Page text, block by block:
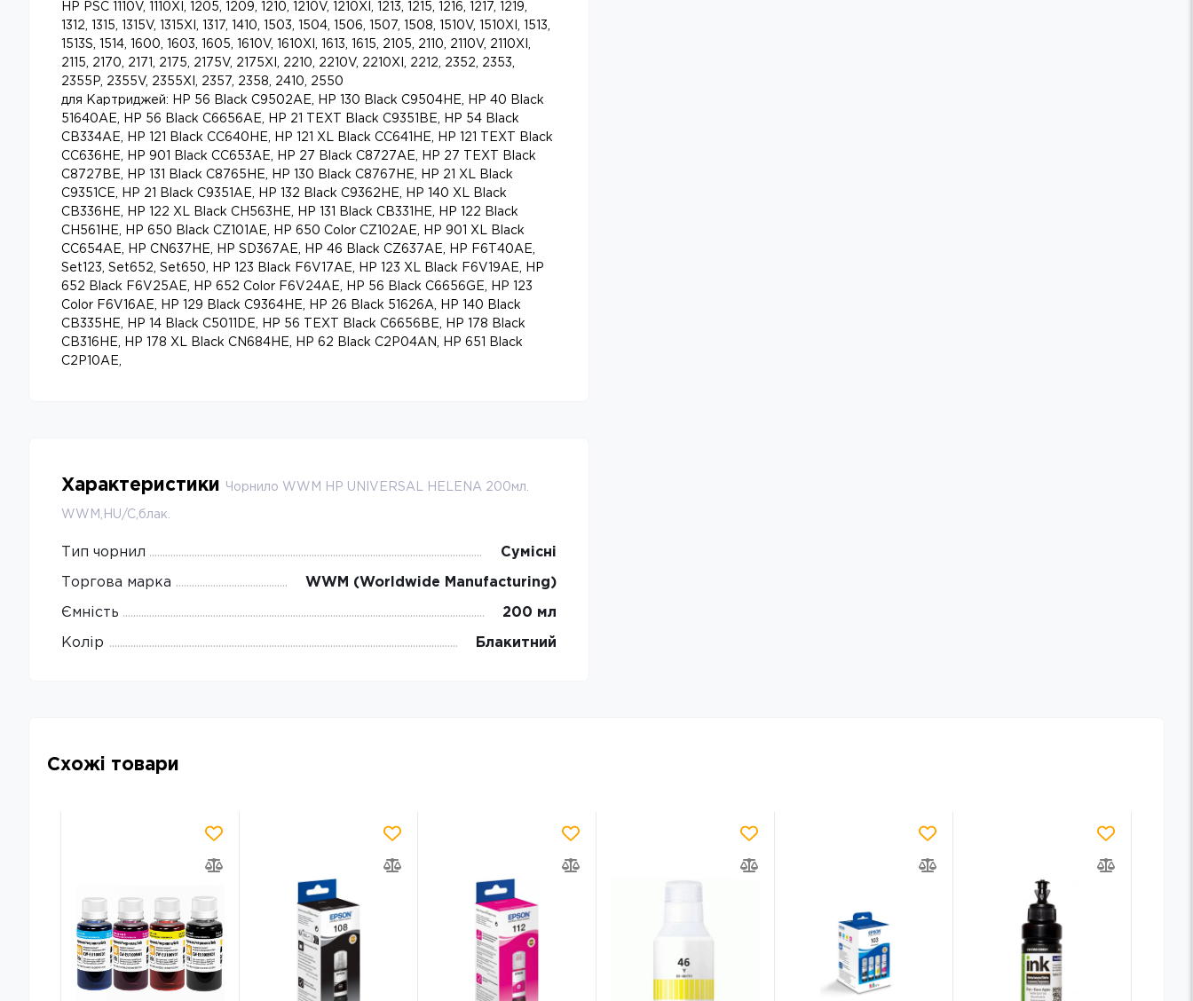
HP PSC 1110V, 1110XI, 1205, 1209, 1210, 1210V, 1210XI, 1213, 1215, 1216, 1217, 1219,
1312, 1315, 1315V, 1315XI, 1317, 1410, 1503, 1504, 1506, 1507, 1508, 1510V, 1510XI, 1513,
1513S, 1514, 1600, 1603, 1605, 1610V, 1610XI, 1613, 1615, 2105, 2110, 2110V, 2110XI,
2115, 2170, 2171, 2175, 2175V, 2175XI, 2210, 2210V, 2210XI, 2212, 2352, 2353,
2355P, 2355V, 2355XI, 2357, 2358, 2410, 2550
для Картриджей: HP 56 Black C9502AE, HP 130 Black C9504HE, HP 40 Black
51640AE, HP 56 Black C6656AE, HP 21 TEXT Black C9351BE, HP 54 Black
CB334AE, HP 121 Black CC640HE, HP 121 XL Black CC641HE, HP 121 TEXT Black
CC636HE, HP 901 Black CC653AE, HP 27 Black C8727AE, HP 27 TEXT Black
C8727BE, HP 131 Black C8765HE, HP 130 Black C8767HE, HP 21 XL Black
C9351CE, HP 21 Black C9351AE, HP 132 Black C9362HE, HP 140 XL Black
CB336HE, HP 122 XL Black CH563HE, HP 131 Black CB331HE, HP 122 Black
CH561HE, HP 650 Black CZ101AE, HP 650 Color CZ102AE, HP 901 XL Black
CC654AE, HP CN637HE, HP SD367AE, HP 46 Black CZ637AE, HP F6T40AE,
Set123, Set652, Set650, HP 123 Black F6V17AE, HP 123 XL Black F6V19AE, HP
652 Black F6V25AE, HP 652 Color F6V24AE, HP 56 Black C6656GE, HP 123
Color F6V16AE, HP 129 Black C9364HE, HP 26 Black 51626A, HP 140 Black
CB335HE, HP 14 Black C5011DE, HP 56 TEXT Black C6656BE, HP 178 Black
CB316HE, HP 178 XL Black CN684HE, HP 62 Black C2P04AN, HP 651 Black
C2P10AE,
Характеристики Чорнило WWM HP UNIVERSAL HELENA 200мл.
WWM,HU/C,блак.
Тип чорнил Сумісні
Торгова марка WWM (Worldwide Manufacturing)
Ємність 200 мл
Колір Блакитний
Схожі товари